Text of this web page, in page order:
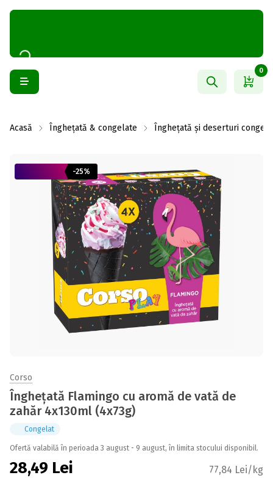
0
Acasă Înghețată & congelate Înghețată și deserturi
-25%
Corso
Înghețată Flamingo cu aromă de vată de
zahăr 4x130ml (4x73g)
Congelat
Ofertă valabilă în perioada 3 august - 9 august, în limita stocului disponibil.
28,49 Lei 77,84 Lei/kg